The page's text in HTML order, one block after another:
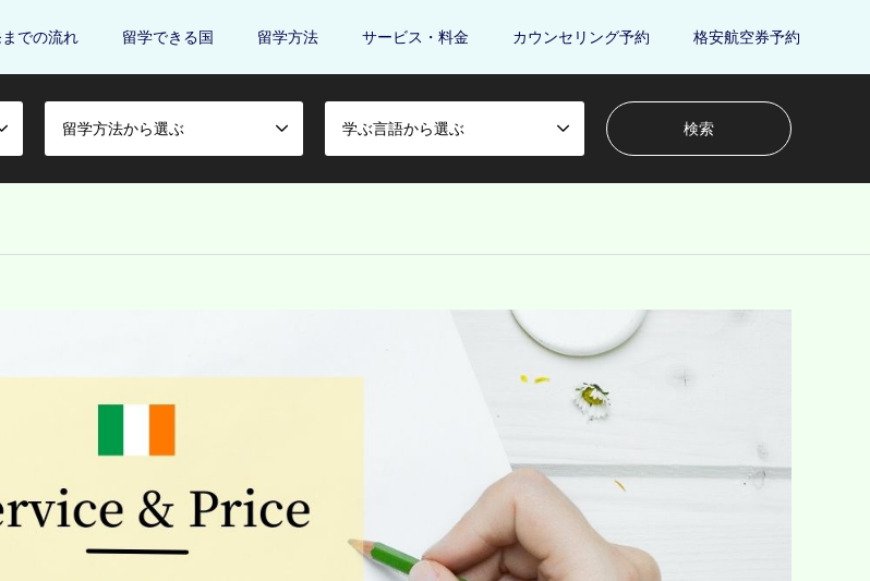
での流れ 留学できる国 留学方法 サービス・料金 カウンセリング予約 格安航空券予約
留学方法から選ぶ 学ぶ言語から選ぶ